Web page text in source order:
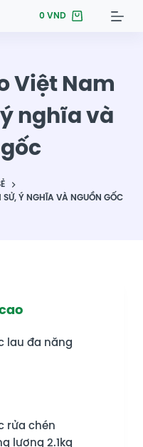
0VND
Việt Nam
ý nghĩa và
Ý NGHĨA VÀ NGUỒN GỐC
lau đa năng
rửa chén
lượng 2.1kg